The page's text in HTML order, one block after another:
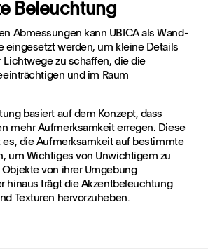
Beleuchtung
Abmessungen kann UBICA als Wand-
eingesetzt werden, um kleine Details
Lichtwege zu schaffen, die die
und im Raum
basiert auf dem Konzept, dass
mehr Aufmerksamkeit erregen. Diese
die Aufmerksamkeit auf bestimmte
um Wichtiges von Unwichtigem zu
von ihrer Umgebung
hinaus trägt die Akzentbeleuchtung
Texturen hervorzuheben.